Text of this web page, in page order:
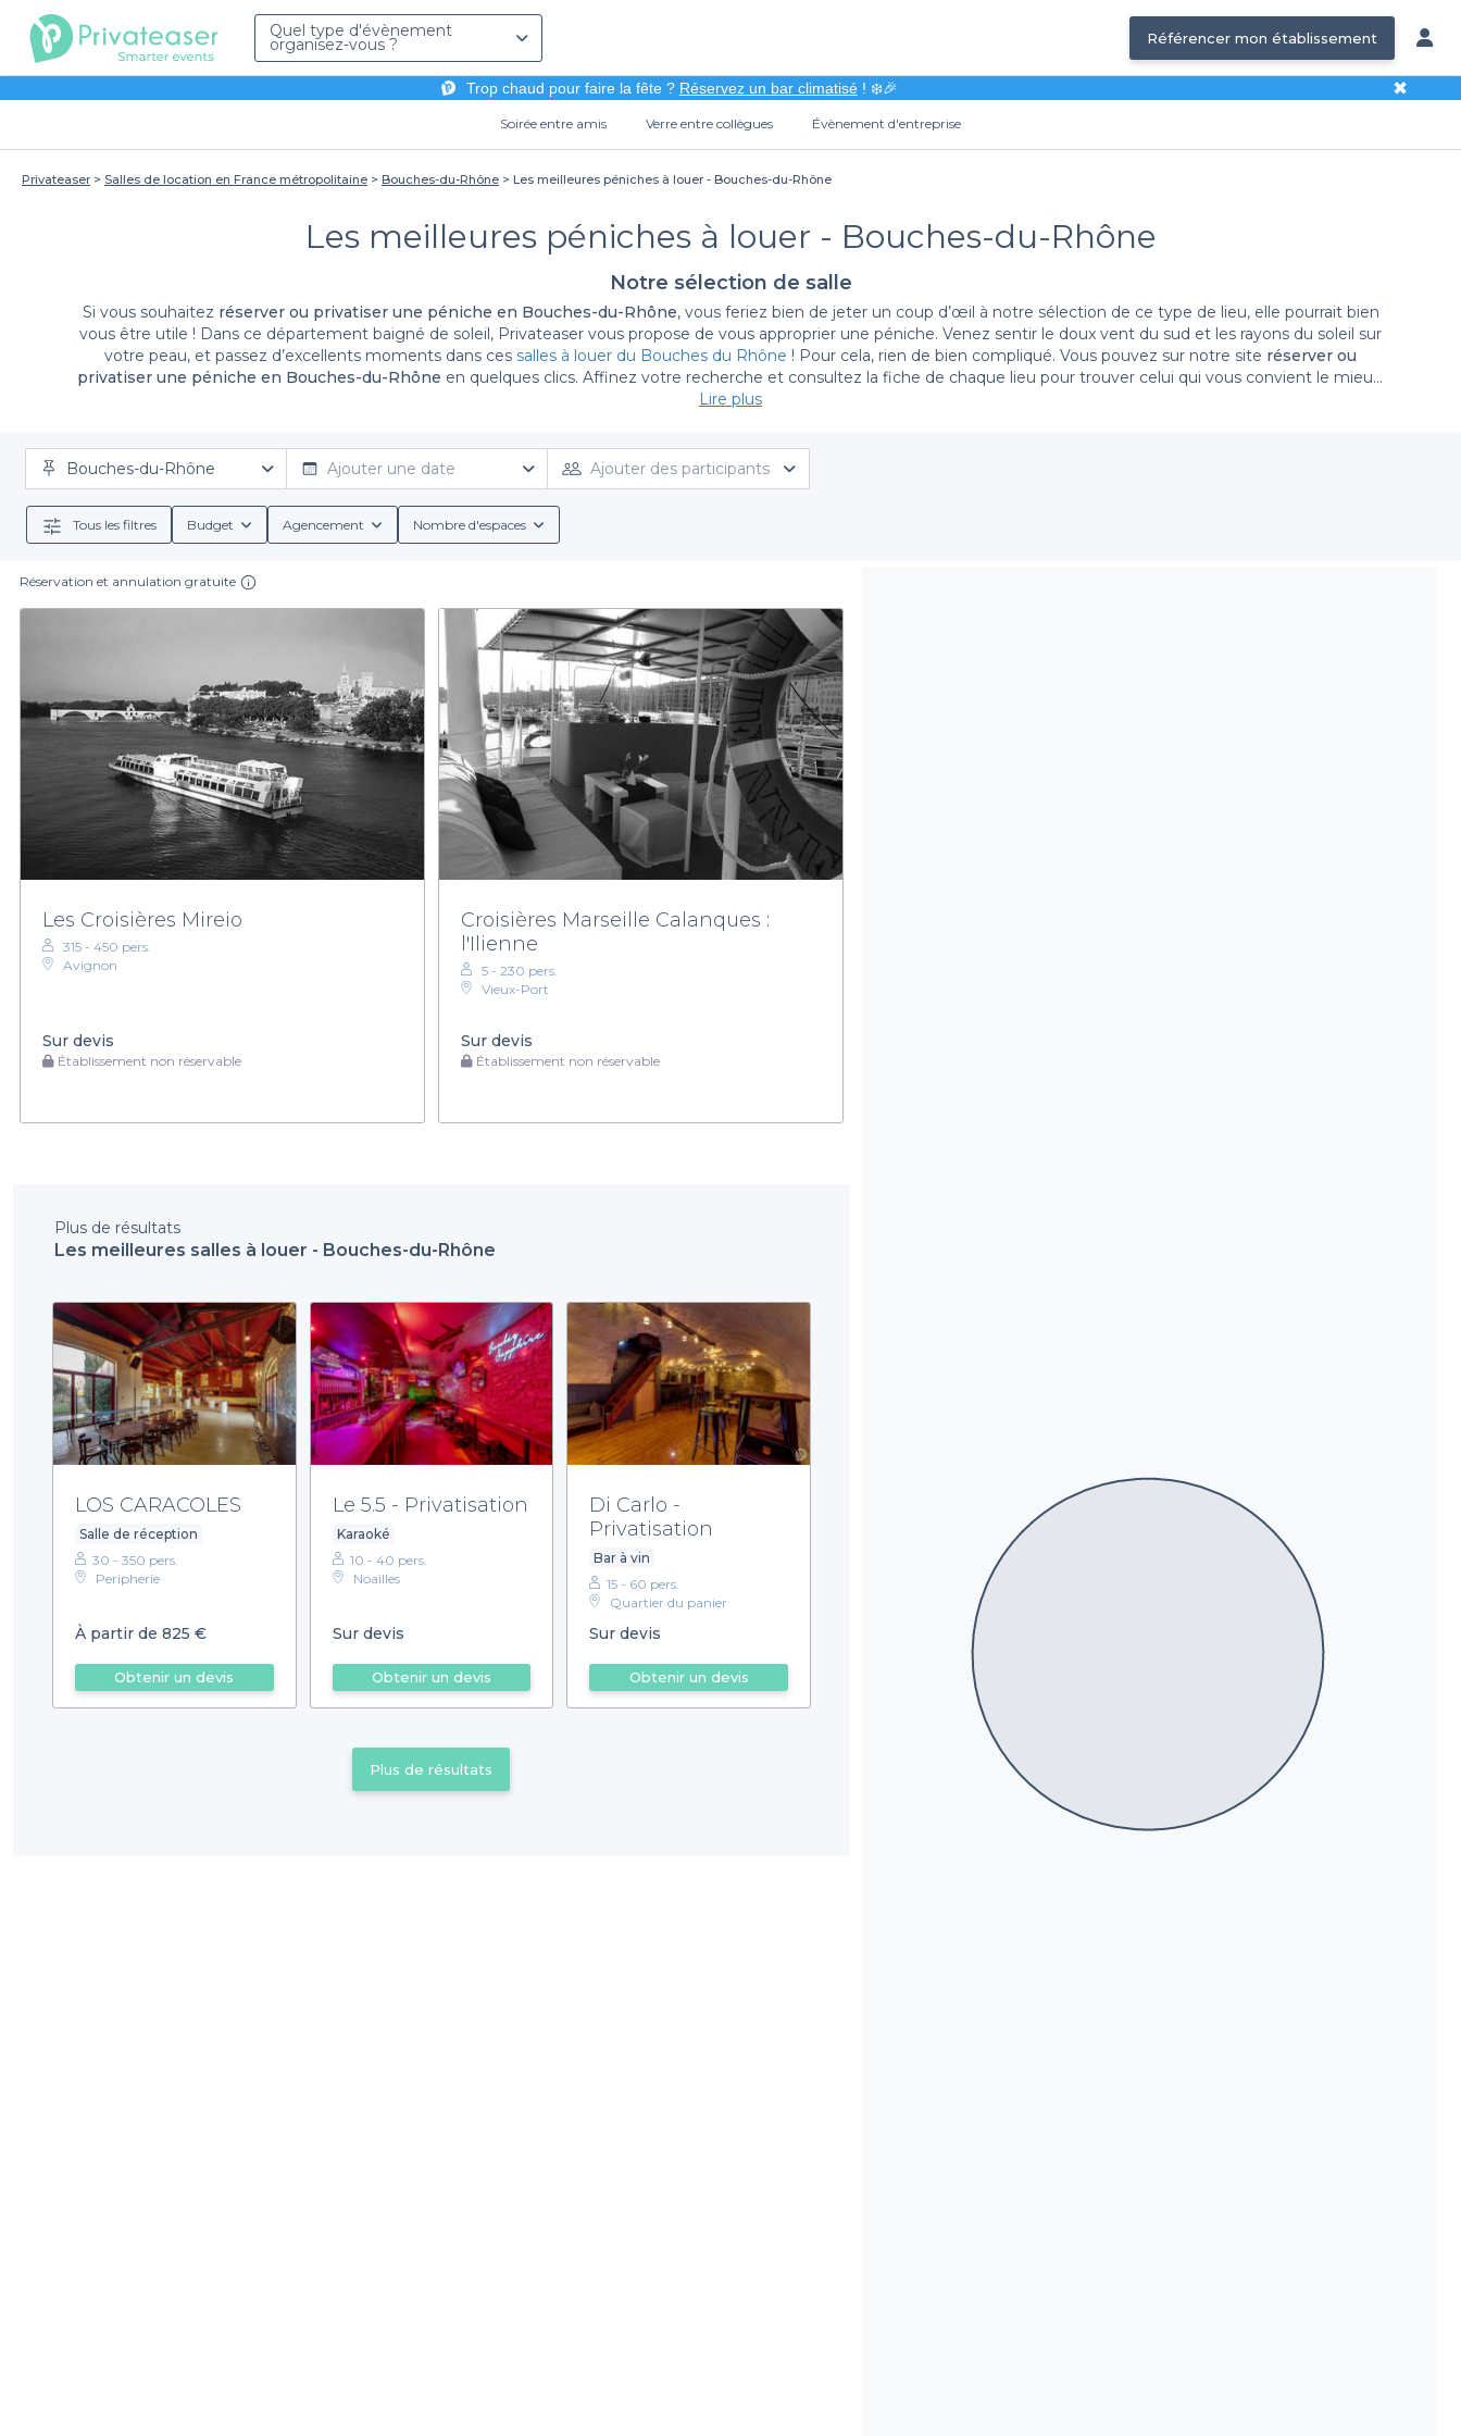
Quel type d'évènement
organisez-vous ? Référencer mon établissement
Trop chaud pour faire la fête ? Réservez un bar climatisé! ❄️🎉 ✖
Soirée entre amis Verre entre collègues Évènement d'entreprise
Privateaser Salles de location en France métropolitaine Bouches-du-Rhône Les meilleures péniches à louer - Bouches-du-Rhône
Les meilleures péniches à louer - Bouches-du-Rhône
Notre sélection de salle
Si vous souhaitez réserver ou privatiser une péniche en Bouches-du-Rhône, vous feriez bien de jeter un coup d’œil à notre sélection de ce type de lieu, elle pourrait bien
vous être utile ! Dans ce département baigné de soleil, Privateaser vous propose de vous approprier une péniche. Venez sentir le doux vent du sud et les rayons du soleil sur
votre peau, et passez d’excellents moments dans ces salles à louer du Bouches du Rhône ! Pour cela, rien de bien compliqué. Vous pouvez sur notre site réserver ou
privatiser une péniche en Bouches-du-Rhône en quelques clics. Affinez votre recherche et consultez la fiche de chaque lieu pour trouver celui qui vous convient le mieux.
réservez ou privatisez la péniche en Bouches-du-Rhône
Lire plus
Bouches-du-Rhône Ajouter une date Ajouter des participants
Tous les filtres Budget Agencement Nombre d'espaces
Réservation et annulation gratuite
Les Croisières Mireio
315 - 450 pers.
Avignon
Sur devis
Établissement non réservable
Croisières Marseille Calanques :
l'Ilienne
5 - 230 pers.
Vieux-Port
Sur devis
Établissement non réservable
Plus de résultats
Les meilleures salles à louer - Bouches-du-Rhône
LOS CARACOLES
Salle de réception
30 - 350 pers.
Peripherie
À partir de 825 €
Obtenir un devis
Le 5.5 - Privatisation
Karaoké
10 - 40 pers.
Noailles
Sur devis
Obtenir un devis
Di Carlo -
Privatisation
Bar à vin
15 - 60 pers.
Quartier du panier
Sur devis
Obtenir un devis
Plus de résultats